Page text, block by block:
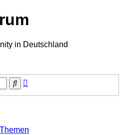
in Deutschland
Suche